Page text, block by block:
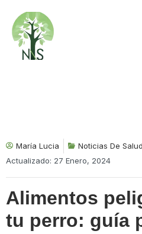
Saltar
contenido
María Lucia Noticias De Salud
Actualizado: 27 Enero, 2024
Alimentos
tu perro: guía